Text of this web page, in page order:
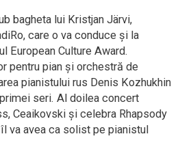
bagheta lui Kristjan Järvi,
care o va conduce şi la
European Culture Award.
pentru pian şi orchestră de
pianistului rus Denis Kozhukhin
seri. Al doilea concert
Ceaikovski și celebra Rhapsody
va avea ca solist pe pianistul